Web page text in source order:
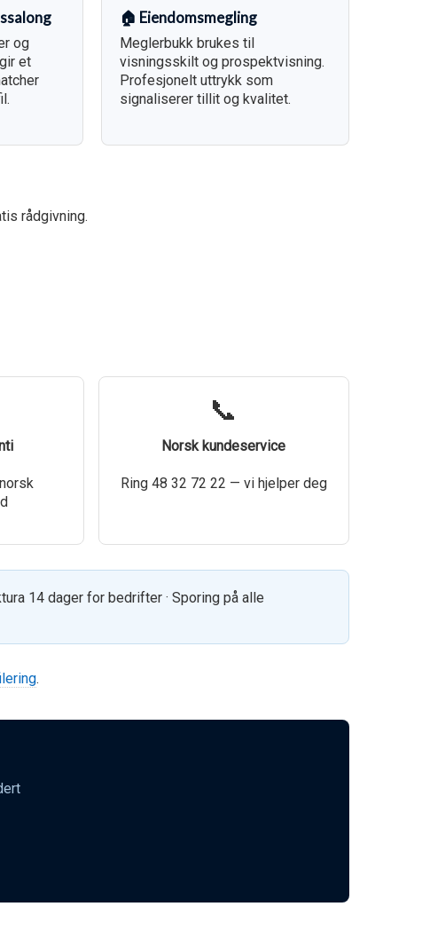
og
et
🏠 Eiendomsmegling
Meglerbukk brukes til
visningsskilt og prospektvisning.
Profesjonelt uttrykk som
signaliserer tillit og kvalitet.
rådgivning.
📞
Norsk kundeservice
Ring 48 32 72 22 — vi hjelper deg
14 dager for bedrifter · Sporing på alle
.